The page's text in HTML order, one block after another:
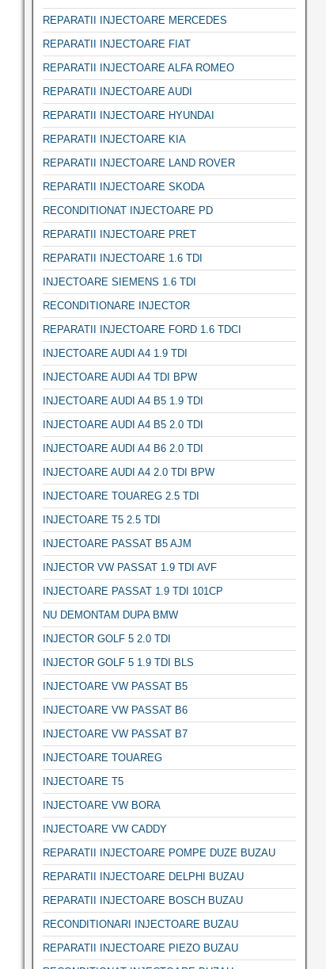
REPARATII INJECTOARE MERCEDES
REPARATII INJECTOARE FIAT
REPARATII INJECTOARE ALFA ROMEO
REPARATII INJECTOARE AUDI
REPARATII INJECTOARE HYUNDAI
REPARATII INJECTOARE KIA
REPARATII INJECTOARE LAND ROVER
REPARATII INJECTOARE SKODA
RECONDITIONAT INJECTOARE PD
REPARATII INJECTOARE PRET
REPARATII INJECTOARE 1.6 TDI
INJECTOARE SIEMENS 1.6 TDI
RECONDITIONARE INJECTOR
REPARATII INJECTOARE FORD 1.6 TDCI
INJECTOARE AUDI A4 1.9 TDI
INJECTOARE AUDI A4 TDI BPW
INJECTOARE AUDI A4 B5 1.9 TDI
INJECTOARE AUDI A4 B5 2.0 TDI
INJECTOARE AUDI A4 B6 2.0 TDI
INJECTOARE AUDI A4 2.0 TDI BPW
INJECTOARE TOUAREG 2.5 TDI
INJECTOARE T5 2.5 TDI
INJECTOARE PASSAT B5 AJM
INJECTOR VW PASSAT 1.9 TDI AVF
INJECTOARE PASSAT 1.9 TDI 101CP
NU DEMONTAM DUPA BMW
INJECTOR GOLF 5 2.0 TDI
INJECTOR GOLF 5 1.9 TDI BLS
INJECTOARE VW PASSAT B5
INJECTOARE VW PASSAT B6
INJECTOARE VW PASSAT B7
INJECTOARE TOUAREG
INJECTOARE T5
INJECTOARE VW BORA
INJECTOARE VW CADDY
REPARATII INJECTOARE POMPE DUZE BUZAU
REPARATII INJECTOARE DELPHI BUZAU
REPARATII INJECTOARE BOSCH BUZAU
RECONDITIONARI INJECTOARE BUZAU
REPARATII INJECTOARE PIEZO BUZAU